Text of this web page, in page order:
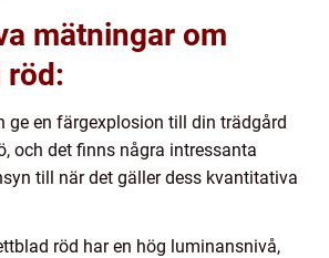
mätningar om
röd:
ge en färgexplosion till din trädgård
och det finns några intressanta
till när det gäller dess kvantitativa
röd har en hög luminansnivå,